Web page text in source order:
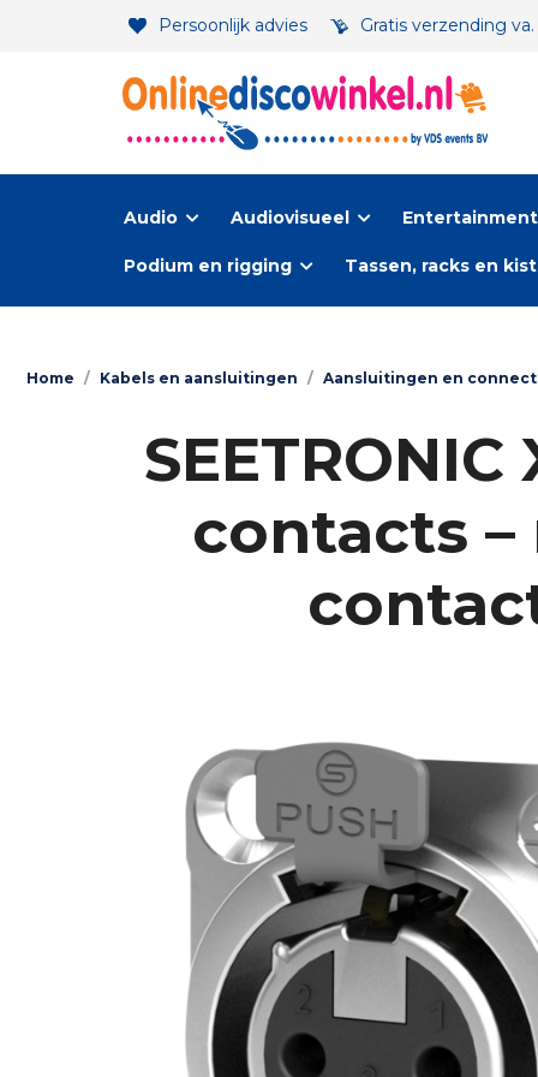
Persoonlijk advies Gratis verzending
Audio Audiovisueel
Podium en rigging Tassen, racks en
Home / Kabels en aansluitingen / Aansluitingen en
contacts